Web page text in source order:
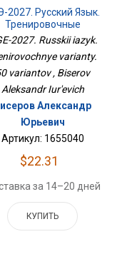
2027. Русский Язык.
Тренировочные
50 Вариантов
2027. Russkii iazyk.
varianty.
variantov , Biserov
Aleksandr Iur'evich
Александр
Юрьевич
Артикул: 1655040
$22.31
за 14–20 дней
КУПИТЬ